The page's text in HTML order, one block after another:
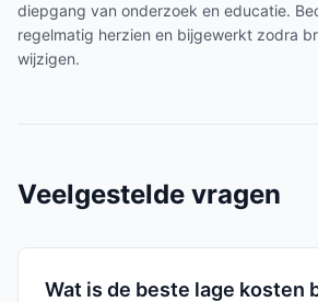
diepgang van onderzoek en educatie.
regelmatig herzien en bijgewerkt zodra
wijzigen.
Veelgestelde vragen
Wat is de beste lage kosten